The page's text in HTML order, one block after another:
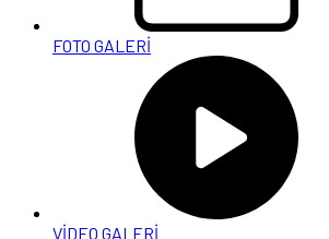
FOTO GALERİ
VİDEO GALERİ